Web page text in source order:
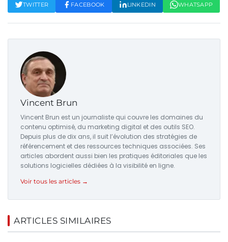
TWITTER FACEBOOK LINKEDIN WHATSAPP
Vincent Brun
Vincent Brun est un journaliste qui couvre les domaines du
contenu optimisé, du marketing digital et des outils SEO.
Depuis plus de dix ans, il suit l’évolution des stratégies de
référencement et des ressources techniques associées. Ses
articles abordent aussi bien les pratiques éditoriales que les
solutions logicielles dédiées à la visibilité en ligne.
Voir tous les articles →
ARTICLES SIMILAIRES